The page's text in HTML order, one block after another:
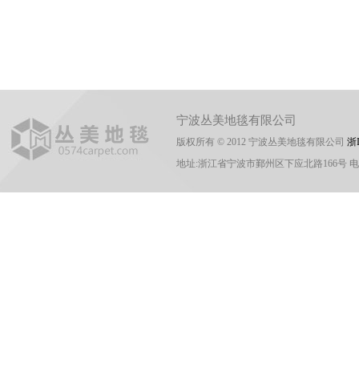
宁波丛美地毯有限公司
版权所有 © 2012 宁波丛美地毯有限公司 浙
地址:浙江省宁波市鄞州区下应北路166号 电